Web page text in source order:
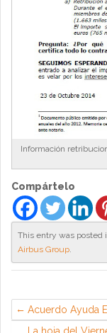
Información
Compártelo
This entry was posted
Airbus Group.
Acuerdo Ayuda